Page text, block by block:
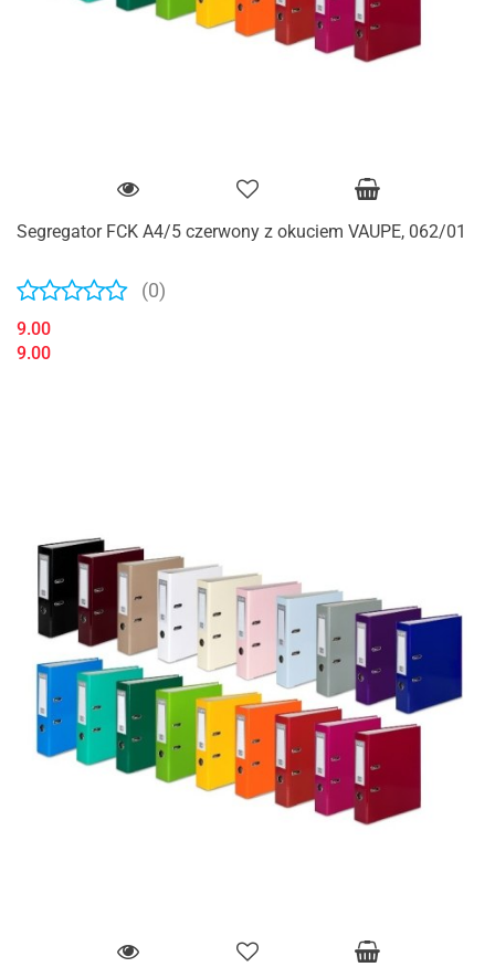
Segregator FCK A4/5 czerwony z okuciem VAUPE, 062/01
(0)
9.00
9.00